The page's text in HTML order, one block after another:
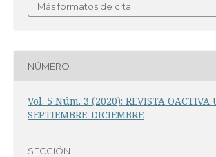
Más formatos de cita
NÚMERO
Vol. 5 Núm. 3 (2020): REVISTA OACTIVA
SEPTIEMBRE-DICIEMBRE
SECCIÓN